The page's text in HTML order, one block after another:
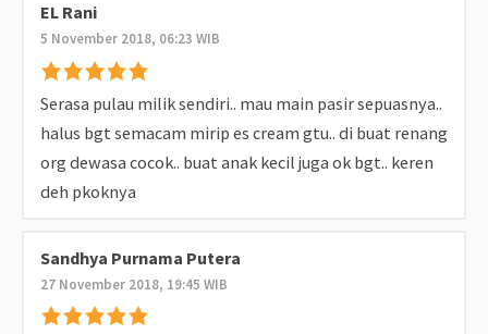
EL Rani
5 November 2018, 06:23 WIB
Serasa pulau milik sendiri.. mau main pasir sepuasnya..
halus bgt semacam mirip es cream gtu.. di buat renang
org dewasa cocok.. buat anak kecil juga ok bgt.. keren
deh pkoknya
Sandhya Purnama Putera
27 November 2018, 19:45 WIB